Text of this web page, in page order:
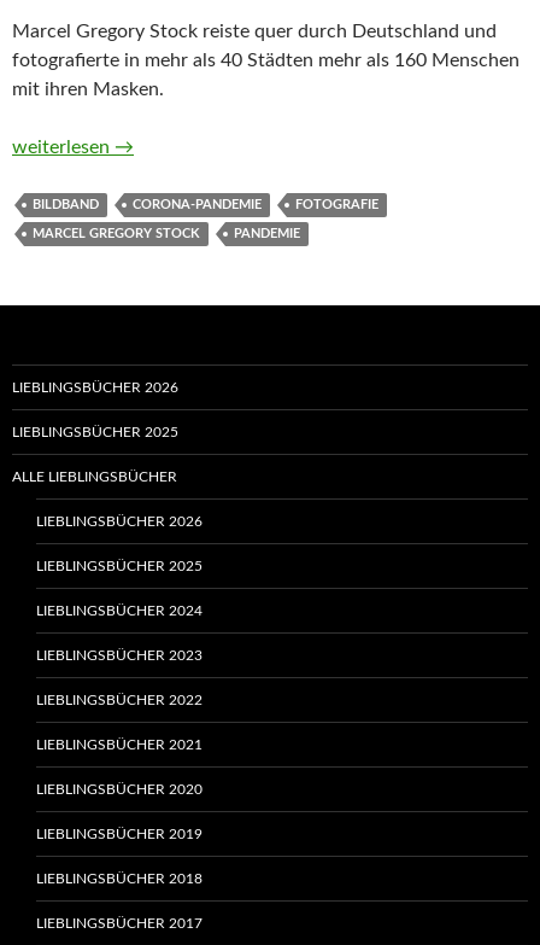
Marcel Gregory Stock reiste quer durch Deutschland und
fotografierte in mehr als 40 Städten mehr als 160 Menschen
mit ihren Masken.
#behindthemask. Menschen hinter Masken. Berührende
weiterlesen →
BILDBAND CORONA-PANDEMIE FOTOGRAFIE
MARCEL GREGORY STOCK PANDEMIE
LIEBLINGSBÜCHER 2026
LIEBLINGSBÜCHER 2025
ALLE LIEBLINGSBÜCHER
LIEBLINGSBÜCHER 2026
LIEBLINGSBÜCHER 2025
LIEBLINGSBÜCHER 2024
LIEBLINGSBÜCHER 2023
LIEBLINGSBÜCHER 2022
LIEBLINGSBÜCHER 2021
LIEBLINGSBÜCHER 2020
LIEBLINGSBÜCHER 2019
LIEBLINGSBÜCHER 2018
LIEBLINGSBÜCHER 2017